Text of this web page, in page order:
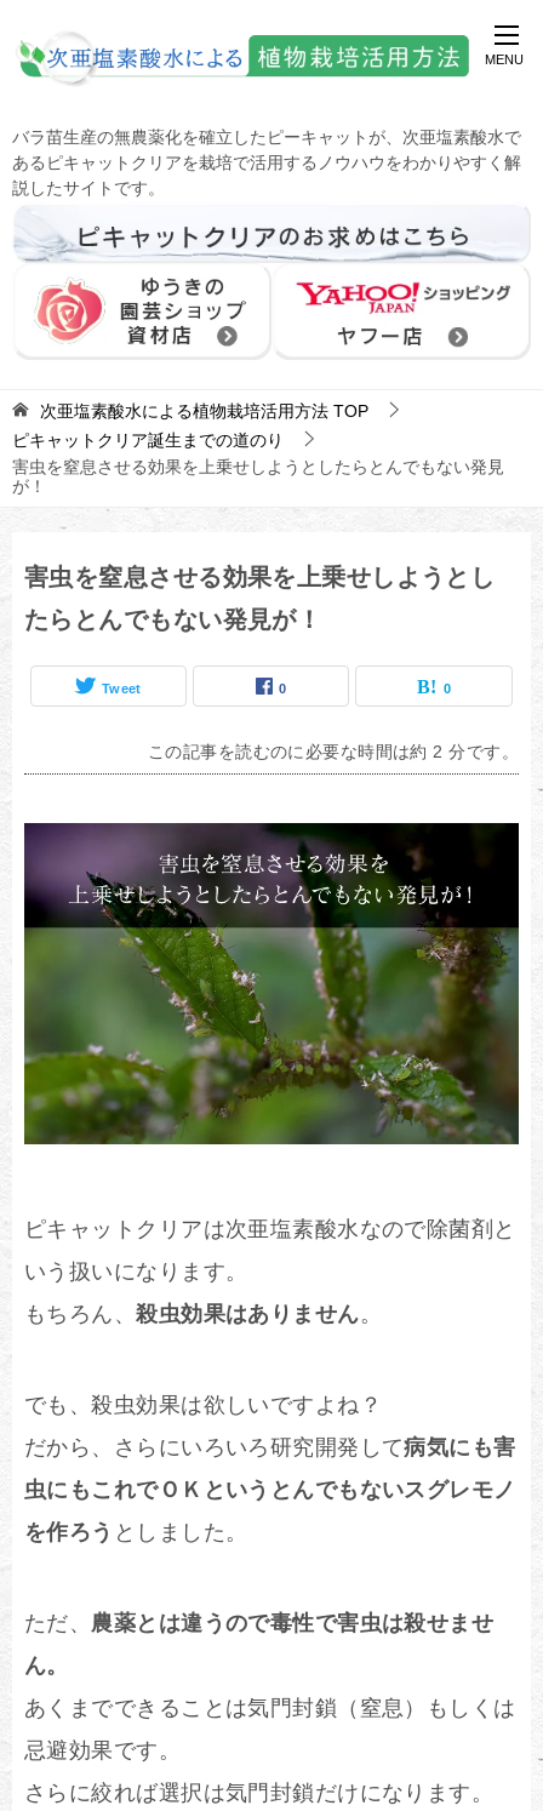
バラ苗生産の無農薬化を確立したピーキャットが、次亜塩素酸水で
あるピキャットクリアを栽培で活用するノウハウをわかりやすく解
説したサイトです。
次亜塩素酸水による植物栽培活用方法 TOP
ピキャットクリア誕生までの道のり
害虫を窒息させる効果を上乗せしようとしたらとんでもない発見
が！
害虫を窒息させる効果を上乗せしようとし
たらとんでもない発見が！
Tweet 0 0
この記事を読むのに必要な時間は約 2 分です。
ピキャットクリアは次亜塩素酸水なので除菌剤と
いう扱いになります。
もちろん、殺虫効果はありません。
でも、殺虫効果は欲しいですよね？
だから、さらにいろいろ研究開発して病気にも害
虫にもこれでＯＫというとんでもないスグレモノ
を作ろう としました。
ただ、 農薬とは違うので毒性で害虫は殺せませ
ん。
あくまでできることは気門封鎖（窒息）もしくは
忌避効果です。
さらに絞れば選択は気門封鎖だけになります。